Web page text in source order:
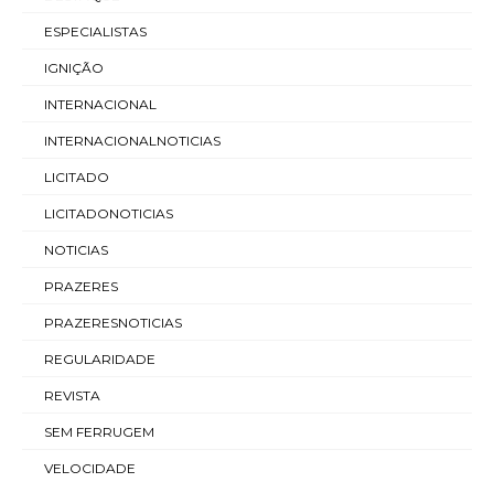
ESPECIALISTAS
IGNIÇÃO
INTERNACIONAL
INTERNACIONALNOTICIAS
LICITADO
LICITADONOTICIAS
NOTICIAS
PRAZERES
PRAZERESNOTICIAS
REGULARIDADE
REVISTA
SEM FERRUGEM
VELOCIDADE